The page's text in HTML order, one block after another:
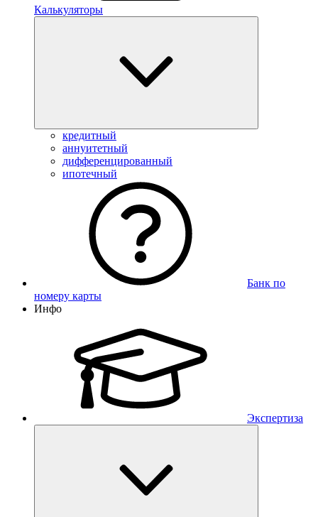
Калькуляторы
кредитный
аннуитетный
дифференцированный
ипотечный
Банк по
номеру карты
Инфо
Экспертиза